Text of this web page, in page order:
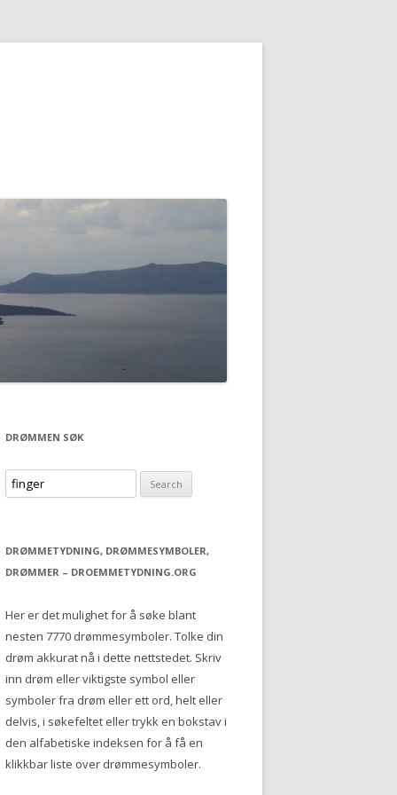
DRØMMEN SØK
S
e
r
c
f
:
DRØMMETYDNING, DRØMMESYMBOLER,
DRØMMER – DROEMMETYDNING.ORG
Her er det mulighet for å søke blant
nesten 7770 drømmesymboler. Tolke din
drøm akkurat nå i dette nettstedet. Skriv
inn drøm eller viktigste symbol eller
symboler fra drøm eller ett ord, helt eller
delvis, i søkefeltet eller trykk en bokstav i
den alfabetiske indeksen for å få en
klikkbar liste over drømmesymboler.